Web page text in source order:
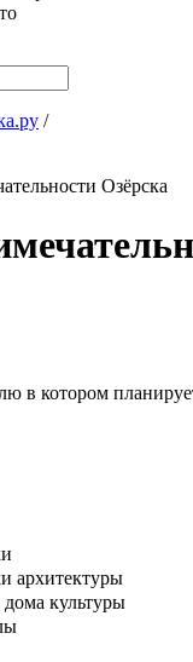
/
Озёрска
в котором
архитектуры
культуры